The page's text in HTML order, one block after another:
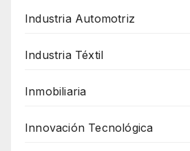
Industria Automotriz
Industria Téxtil
Inmobiliaria
Innovación Tecnológica